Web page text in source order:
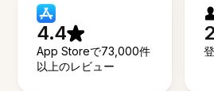
4.4
App Storeで73,000件
以上のレビュー